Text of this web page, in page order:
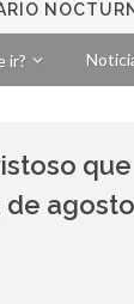
ir?
que
de agosto